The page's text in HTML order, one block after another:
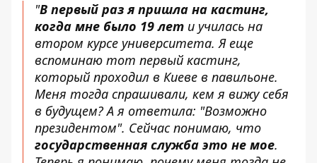
"В первый раз я пришла на кастинг,
когда мне было 19 лет и училась на
втором курсе университета. Я еще
вспоминаю тот первый кастинг,
который проходил в Киеве в павильоне.
Меня тогда спрашивали, кем я вижу себя
в будущем? А я ответила: "Возможно
президентом". Сейчас понимаю, что
государственная служба это не мое.